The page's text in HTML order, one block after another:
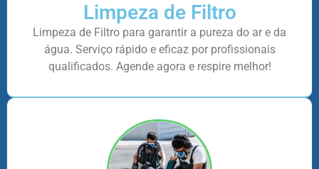
Limpeza de Filtro
Limpeza de Filtro para garantir a pureza do ar e da
água. Serviço rápido e eficaz por profissionais
qualificados. Agende agora e respire melhor!